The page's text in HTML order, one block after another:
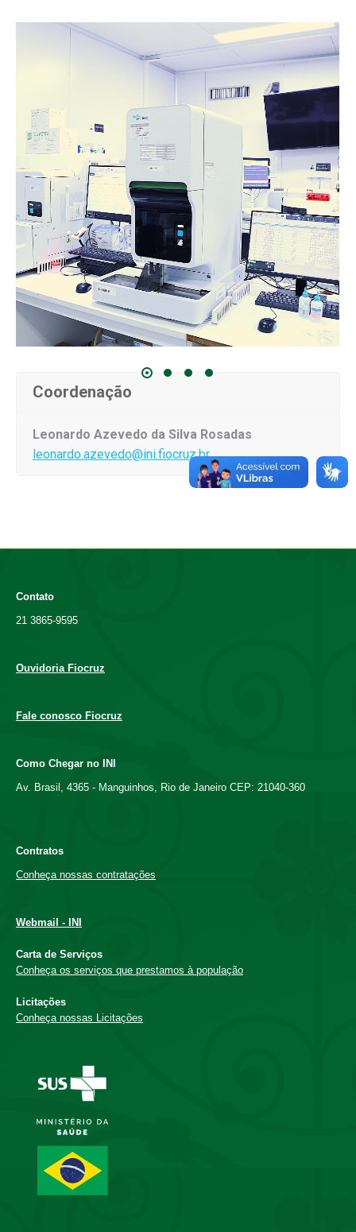
Coordenação
Leonardo Azevedo da Silva Rosadas
leonardo.azevedo@ini.fiocruz.br
Contato
21 3865-9595
Ouvidoria Fiocruz
Fale conosco Fiocruz
Como Chegar no INI
Av. Brasil, 4365 - Manguinhos, Rio de Janeiro CEP: 21040-360
Contratos
Conheça nossas contratações
Webmail - INI
Carta de Serviços
Conheça os serviços que prestamos à população
Licitações
Conheça nossas Licitações